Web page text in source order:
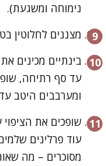
נימוחה ומשגעת).
מצננים לחלוטין
בינתיים מכינים
עד סף רתיחה,
ומערבבים היטב
שופכים את
עוד פרלינים
מסוכרים – מה